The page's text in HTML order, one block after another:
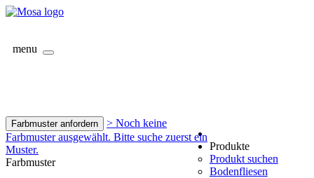
menu
Farbmuster anfordern
> Noch keine
Farbmuster ausgewählt. Bitte suche zuerst ein
Muster.
Farbmuster
Produkte
Produkt suchen
Bodenfliesen